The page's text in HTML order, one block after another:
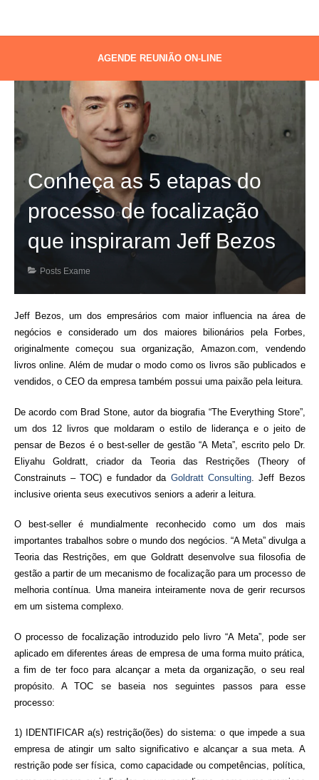
AGENDE REUNIÃO ON-LINE
Conheça as 5 etapas do
processo de focalização
que inspiraram Jeff Bezos
Posts Exame
Jeff Bezos, um dos empresários com maior influencia na área de
negócios e considerado um dos maiores bilionários pela Forbes,
originalmente começou sua organização, Amazon.com, vendendo
livros online. Além de mudar o modo como os livros são publicados e
vendidos, o CEO da empresa também possui uma paixão pela leitura.
De acordo com Brad Stone, autor da biografia “The Everything Store”,
um dos 12 livros que moldaram o estilo de liderança e o jeito de
pensar de Bezos é o best-seller de gestão “A Meta”, escrito pelo Dr.
Eliyahu Goldratt, criador da Teoria das Restrições (Theory of
Constrainuts – TOC) e fundador da GoldrattConsulting. Jeff Bezos
inclusive orienta seus executivos seniors a aderir a leitura.
O best-seller é mundialmente reconhecido como um dos mais
importantes trabalhos sobre o mundo dos negócios. “A Meta” divulga a
Teoria das Restrições, em que Goldrattdesenvolve sua filosofia de
gestão a partir de um mecanismo de focalização para um processo de
melhoria contínua. Uma maneira inteiramente nova de gerir recursos
em um sistema complexo.
O processo de focalização introduzido pelo livro “A Meta”, pode ser
aplicado em diferentes áreas de empresa de uma forma muito prática,
a fim de ter foco para alcançar a meta da organização, o seu real
propósito. A TOC se baseia nos seguintes passos para esse
processo:
1) IDENTIFICAR a(s) restrição(ões) do sistema: o que impede a sua
empresa de atingir um salto significativo e alcançar a sua meta. A
restrição pode ser física, como capacidade ou competências, política,